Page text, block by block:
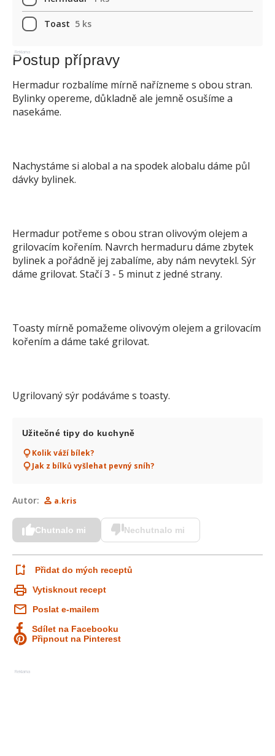
Toast 5 ks
Reklama
Postup přípravy
Hermadur rozbalíme mírně nařízneme s obou stran.
Bylinky opereme, důkladně ale jemně osušíme a
nasekáme.
Nachystáme si alobal a na spodek alobalu dáme půl
dávky bylinek.
Hermadur potřeme s obou stran olivovým olejem a
grilovacím kořením. Navrch hermaduru dáme zbytek
bylinek a pořádně jej zabalíme, aby nám nevytekl. Sýr
dáme grilovat. Stačí 3 - 5 minut z jedné strany.
Toasty mírně pomažeme olivovým olejem a grilovacím
kořením a dáme také grilovat.
Ugrilovaný sýr podáváme s toasty.
Užitečné tipy do kuchyně
Kolik váží bílek?
Jak z bílků vyšlehat pevný sníh?
Autor: a.kris
Chutnalo mi Nechutnalo mi
Přidat do mých receptů
Vytisknout recept
Poslat e-mailem
Sdílet na Facebooku
Připnout na Pinterest
Reklama